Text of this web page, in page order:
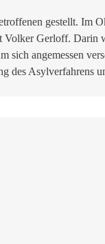
gestellt. Im
Volker Gerloff. Darin
sich angemessen
des Asylverfahrens